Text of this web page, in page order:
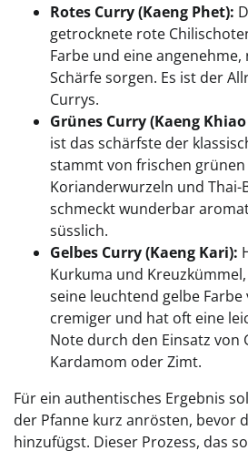
Rotes Curry (Kaeng Phet):
getrocknete rote
Farbe und eine
Schärfe sorgen. Es ist der
Currys.
Grünes Curry (Kaeng
ist das schärfste der
stammt von frischen grünen
Korianderwurzeln und Thai-
schmeckt wunderbar
süsslich.
Gelbes Curry (Kaeng Kari):
Kurkuma und
seine leuchtend gelbe
cremiger und hat oft eine
Note durch den Einsatz von
Kardamom oder Zimt.
Für ein authentisches Ergebnis
der Pfanne kurz anrösten, bevor
hinzufügst. Dieser Prozess, das